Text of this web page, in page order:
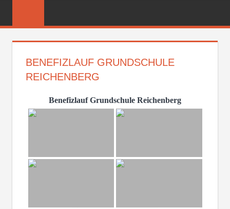
FEUERWEHR
BENEFIZLAUF GRUNDSCHULE
REICHENBERG
Benefizlauf Grundschule Reichenberg